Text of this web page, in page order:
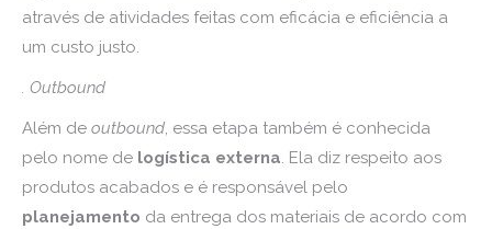
através de atividades feitas com eficácia e eficiência a
um custo justo.
. Outbound
Além de outbound, essa etapa também é conhecida
pelo nome de logística externa. Ela diz respeito aos
produtos acabados e é responsável pelo
planejamento da entrega dos materiais de acordo com